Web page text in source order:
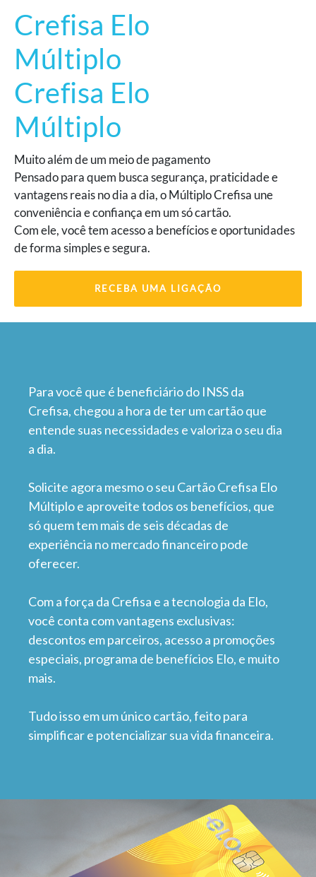
Crefisa Elo
Múltiplo
Crefisa Elo
Múltiplo
Muito além de um meio de pagamento
Pensado para quem busca segurança, praticidade e
vantagens reais no dia a dia, o Múltiplo Crefisa une
conveniência e confiança em um só cartão.
Com ele, você tem acesso a benefícios e oportunidades
de forma simples e segura.
RECEBA UMA LIGAÇÃO
Para você que é beneficiário do INSS da
Crefisa, chegou a hora de ter um cartão que
entende suas necessidades e valoriza o seu dia
a dia.
Solicite agora mesmo o seu Cartão Crefisa Elo
Múltiplo e aproveite todos os benefícios, que
só quem tem mais de seis décadas de
experiência no mercado financeiro pode
oferecer.
Com a força da Crefisa e a tecnologia da Elo,
você conta com vantagens exclusivas:
descontos em parceiros, acesso a promoções
especiais, programa de benefícios Elo, e muito
mais.
Tudo isso em um único cartão, feito para
simplificar e potencializar sua vida financeira.